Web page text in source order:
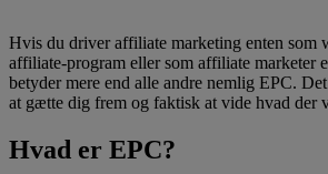
Hvis du driver affiliate marketing enten som
affiliate-program eller som affiliate marketer
betyder mere end alle andre nemlig EPC.
at gætte dig frem og faktisk at vide hvad der
Hvad er EPC?